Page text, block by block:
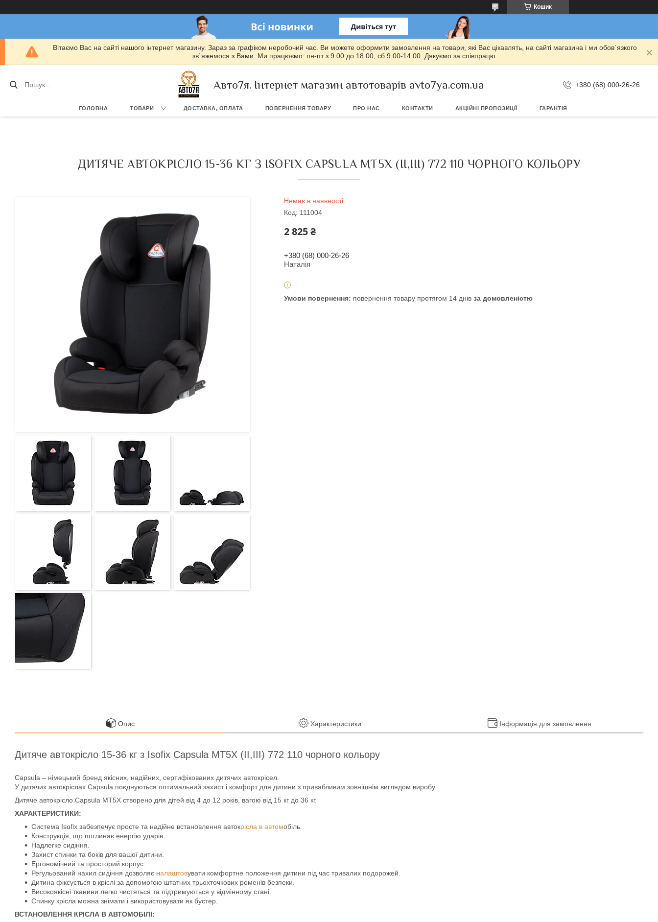
Кошик
Вітаємо Вас на сайті нашого інтернет магазину. Зараз за графіком неробочий час. Ви можете оформити замовлення на товари, які Вас цікавлять, на сайті магазина і ми обов`язкого
зв`яжемося з Вами. Ми працюємо: пн-пт з 9.00 до 18.00, сб 9.00-14.00. Дякуємо за співпрацю.
Авто7я. Інтернет магазин автотоварів avto7ya.com.ua +380 (68) 000-26-26
ГОЛОВНА ТОВАРИ ДОСТАВКА, ОПЛАТА ПОВЕРНЕННЯ ТОВАРУ ПРО НАС КОНТАКТИ АКЦІЙНІ ПРОПОЗИЦІЇ ГАРАНТІЯ
ДИТЯЧЕ АВТОКРІСЛО 15-36 КГ З ISOFIX CAPSULA MT5X (II,III) 772 110 ЧОРНОГО КОЛЬОРУ
Немає в наявності
Код: 111004
2 825 ₴
+380 (68) 000-26-26
Наталія
повернення товару протягом 14 днів за домовленістю
Опис Характеристики Інформація для замовлення
Дитяче автокрісло 15-36 кг з Isofix Capsula MT5X (II,III) 772 110 чорного кольору
Capsula – німецький бренд якісних, надійних, сертифікованих дитячих автокрісел.
У дитячих автокріслах Capsula поєднуються оптимальний захист і комфорт для дитини з привабливим зовнішнім виглядом виробу.
Дитяче автокрісло Capsula MT5X створено для дітей від 4 до 12 років, вагою від 15 кг до 36 кг.
ХАРАКТЕРИСТИКИ:
Система Isofix забезпечує просте та надійне встановлення автокрісла в автомобіль.
Конструкція, що поглинає енергію ударів.
Надлегке сидіння.
Захист спинки та боків для вашої дитини.
Ергономічний та просторий корпус.
Регульований нахил сидіння дозволяє налаштовувати комфортне положення дитини під час тривалих подорожей.
Дитина фіксується в кріслі за допомогою штатних трьохточкових ременів безпеки.
Високоякісні тканини легко чистяться та підтримуються у відмінному стані.
Спинку крісла можна знімати і використовувати як бустер.
ВСТАНОВЛЕННЯ КРІСЛА В АВТОМОБІЛІ: